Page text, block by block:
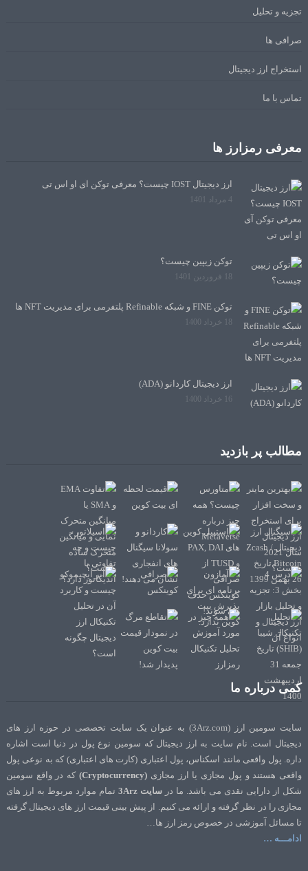
تجزیه و تحلیل
صرافی ها
استخراج ارز دیجیتال
تماس با ما
معرفی رمزارز ها
ارز دیجیتال IOST چیست؟ معرفی توکن آی او اس تی
4 مرداد 1401
توکن زیپین چیست؟
18 فروردین 1401
توکن FINE و شبکه Refinable پلتفرمی برای مدیریت NFT ها
18 خرداد 1400
ارز دیجیتال کاردانو (ADA)
16 خرداد 1400
مطالب پر بازدید
کمی درباره ما
سایت سومین ارز (3Arz.com) به عنوان یک سایت تخصصی در حوزه ارز های
دیجیتال است. نام سایت به ارز دیجیتال که سومین نوع پول در دنیا است اشاره
داره. پول واقعی مانند اسکناس، پول اعتباری (کارت های اعتباری) که به نوعی پول
واقعی هستند و پول مجازی یا ارز مجازی (Cryptocurrency)
که در واقع سومین
شکل از دارایی نقدی می باشد. ما در سایت 3Arz
تمام موارد مربوط به ارز های
مجازی را در نظر گرفته و ارائه می کنیم. از پیش بینی قیمت ارز های دیجیتال گرفته
تا مسائل آموزشی در خصوص رمز ارز ها…
ادامـــه …